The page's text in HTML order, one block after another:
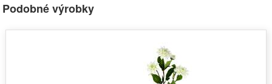
Podobné výrobky